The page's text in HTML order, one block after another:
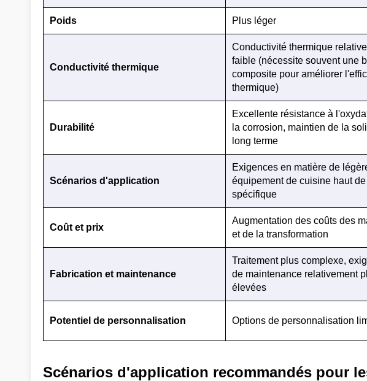
Poids Plus léger
Conductivité thermique
Conductivité thermique
faible (nécessite souvent une
composite pour améliorer
thermique)
Durabilité
Excellente résistance à
la corrosion, maintien de la
long terme
Scénarios d'application
Exigences en matière de
équipement de cuisine haut
spécifique
Coût et prix
Augmentation des coûts des
et de la transformation
Fabrication et maintenance
Traitement plus complexe,
de maintenance relativement
élevées
Potentiel de personnalisation Options de personnalisation
Scénarios d'application recommandés pour